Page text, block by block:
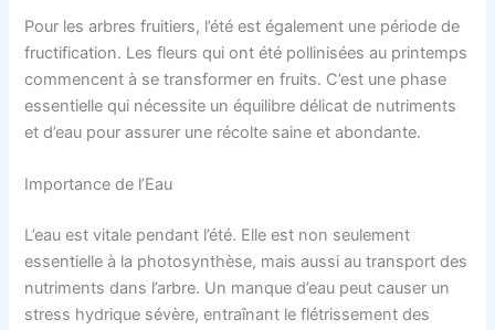
Pour les arbres fruitiers, l’été est également une période de
fructification. Les fleurs qui ont été pollinisées au printemps
commencent à se transformer en fruits. C’est une phase
essentielle qui nécessite un équilibre délicat de nutriments
et d’eau pour assurer une récolte saine et abondante.
Importance de l’Eau
L’eau est vitale pendant l’été. Elle est non seulement
essentielle à la photosynthèse, mais aussi au transport des
nutriments dans l’arbre. Un manque d’eau peut causer un
stress hydrique sévère, entraînant le flétrissement des